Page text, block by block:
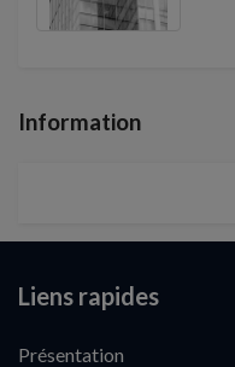
Information
Liens rapides
Présentation